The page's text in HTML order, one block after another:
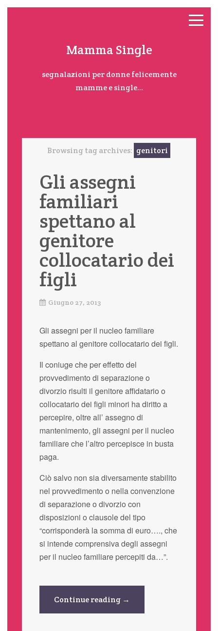
Mamma Single
segnalazioni per donne felicemente
mamme e single...
Browsing tag archives: genitori
Gli assegni
familiari
spettano al
genitore
collocatario dei
figli
Giugno 27, 2013
Gli assegni per il nucleo familiare
spettano al genitore collocatario dei figli.
Il coniuge che per effetto del
provvedimento di separazione o
divorzio risulti il genitore affidatario o
collocatario dei figli minori ha diritto a
percepire, oltre all’ assegno di
mantenimento, gli assegni per il nucleo
familiare che l’altro percepisce in busta
paga.
Ciò salvo non sia diversamente stabilito
nel provvedimento o nella convenzione
di separazione o divorzio con
disposizioni o clausole del tipo
“corrisponderà la somma di euro…., che
si intende comprensiva degli assegni
per il nucleo familiare percepiti da…”.
Continue reading →